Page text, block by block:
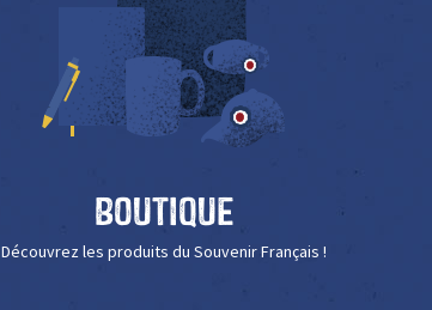
Boutique
Découvrez les produits du Souvenir Français !